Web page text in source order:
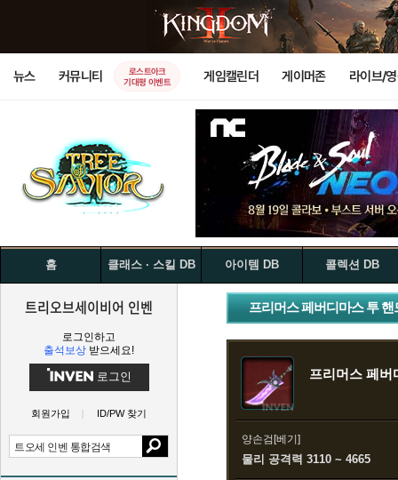
뉴스 커뮤니티
로스트아크
기대평 이벤트
게임캘린더 게이머존 라이브/
홈 클래스 · 스킬 DB 아이템 DB 콜렉션 DB
트리오브세이비어 인벤
로그인하고
출석보상 받으세요!
로그인
회원가입 ID/PW 찾기
프리머스 페버디마스 투 핸
프리머스 페버
양손검[베기]
물리 공격력 3110 ~ 4665